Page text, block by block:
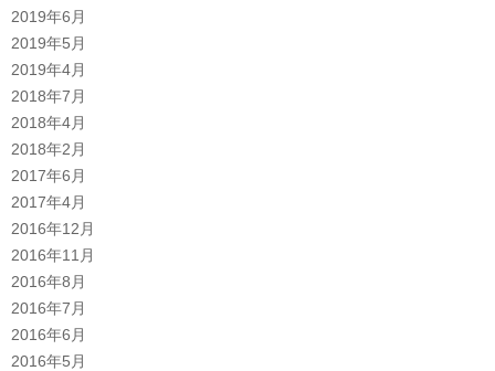
2019年6月
2019年5月
2019年4月
2018年7月
2018年4月
2018年2月
2017年6月
2017年4月
2016年12月
2016年11月
2016年8月
2016年7月
2016年6月
2016年5月